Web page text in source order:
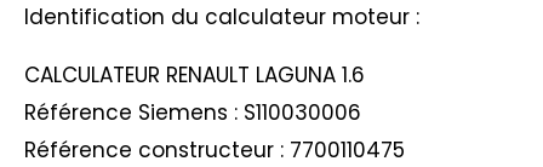
Identification du calculateur moteur :
CALCULATEUR RENAULT LAGUNA 1.6
Référence Siemens : S110030006
Référence constructeur : 7700110475